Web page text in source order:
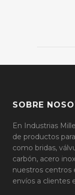
SOBRE
En Industrias
de productos
como bridas,
carbón, acero
nuestros centros
envíos a clientes